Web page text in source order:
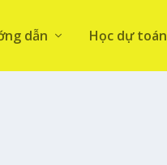
dẫn Học dự toán